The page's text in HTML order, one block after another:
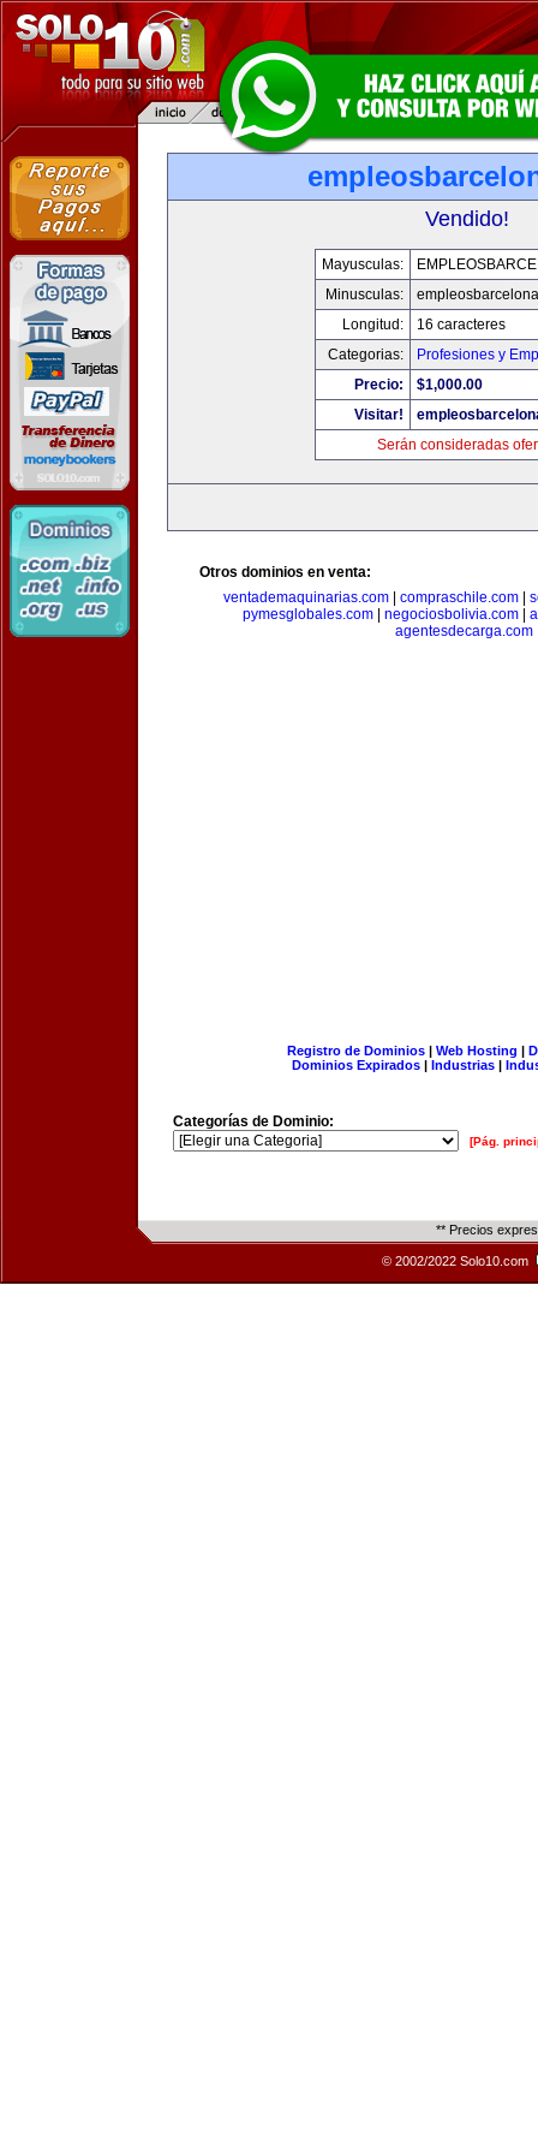
Vendido!
Mayusculas:
Minusculas:
Longitud:
16 caracteres
Categorias:
Profesiones y
Precio:
$1,000.00
Visitar!
Serán consideradas
Otros dominios en venta:
ventademaquinarias.com| compraschile.com|
pymesglobales.com| negociosbolivia.com|
agentesdecarga.com
Registro de Dominios| Web Hosting |
Dominios Expirados | Industrias |
Categorías de Dominio:
[Pág.
** Precios
© 2002/2022 Solo10.com